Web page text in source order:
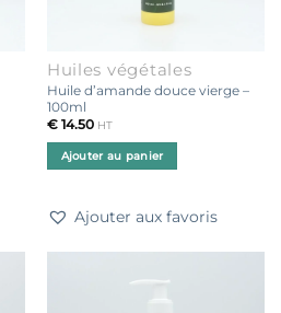
Huiles végétales
Huile d’amande douce vierge –
100ml
€14.50 HT
Ajouter au panier
Ajouter aux favoris